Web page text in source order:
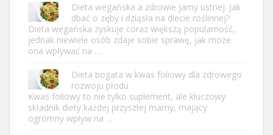
Dieta wegańska a zdrowie jamy ustnej: Jak
dbać o zęby i dziąsła na diecie roślinnej?
Dieta wegańska zyskuje coraz większą popularność,
jednak niewiele osób zdaje sobie sprawę, jak może
ona wpływać na …
Dieta bogata w kwas foliowy dla zdrowego
rozwoju płodu
Kwas foliowy to nie tylko suplement, ale kluczowy
składnik diety każdej przyszłej mamy, mający
ogromny wpływ na …